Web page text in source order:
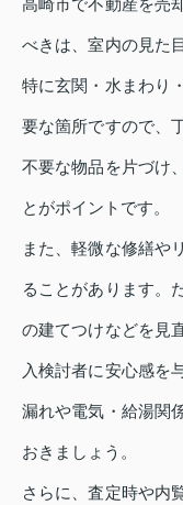
べきは、室内の見た
特に玄関・水まわり
要な箇所ですので、
不要な物品を片づけ
とがポイントです。
また、軽微な修繕や
ることがあります。
の建てつけなどを見
入検討者に安心感を
漏れや電気・給湯関
おきましょう。
さらに、査定時や内